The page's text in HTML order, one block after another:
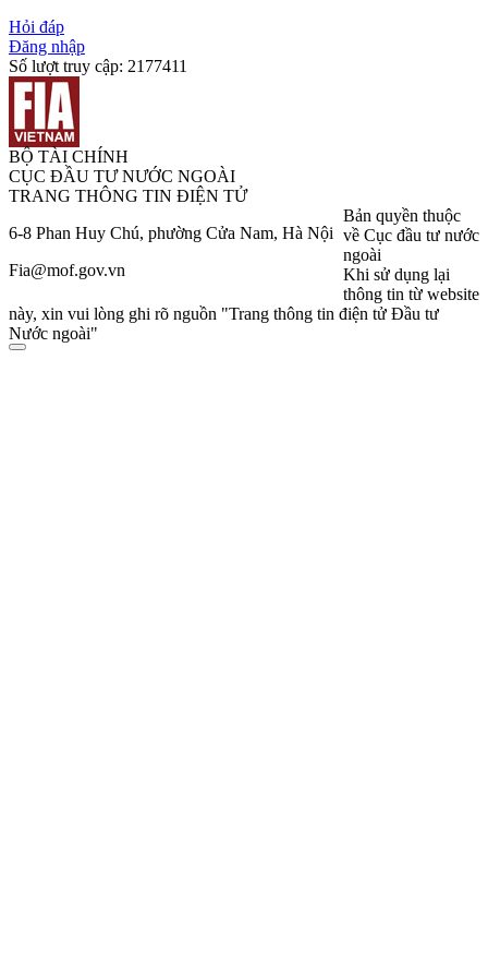
Hỏi đáp
Đăng nhập
Số lượt truy cập: 2177411
BỘ TÀI CHÍNH
CỤC ĐẦU TƯ NƯỚC NGOÀI
TRANG THÔNG TIN ĐIỆN TỬ
6-8 Phan Huy Chú, phường Cửa Nam, Hà Nội
Fia@mof.gov.vn
Bản quyền thuộc
về Cục đầu tư nước
ngoài
Khi sử dụng lại
thông tin từ website
này, xin vui lòng ghi rõ nguồn "Trang thông tin điện tử Đầu tư
Nước ngoài"